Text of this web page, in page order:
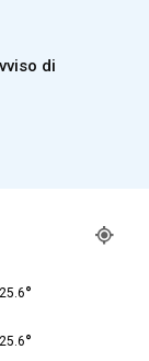
di
25.6°
25.6°